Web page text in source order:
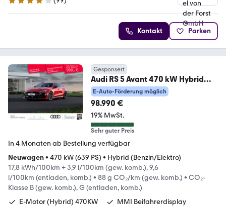
4.2 Sterne
Kontakt Parken
Gesponsert
Audi RS 5 Avant 470 kW Hybrid
MATRIX*Techplus*20
E-Auto-Förderung möglich
98.990 €
19% MwSt.
Sehr guter Preis
In 4 Monaten ab Bestellung verfügbar
Neuwagen• 470 kW (639 PS) • Hybrid (Benzin/Elektro)
17,8 kWh/100km + 3,9 l/100km (gew. komb.), 9,6
l/100km (entladen, komb.) • 88 g CO₂/km (gew. komb.) • CO₂-
Klasse B (gew. komb.), G (entladen, komb.)
E-Motor (Hybrid) 470KW
MMI Beifahrerdisplay